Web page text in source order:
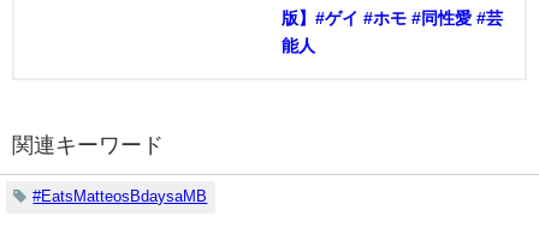
版】#ゲイ #ホモ #同性愛 #芸
能人
関連キーワード
#EatsMatteosBdaysaMB